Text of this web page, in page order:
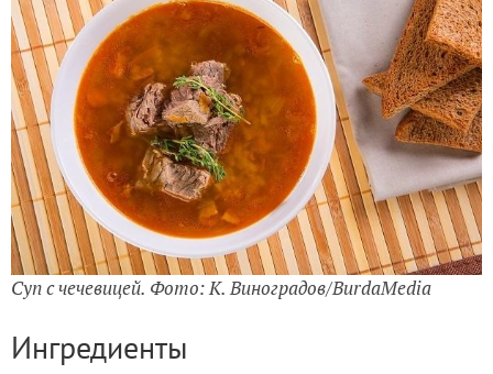
Суп с чечевицей. Фото: К. Виноградов/BurdaMedia
Ингредиенты